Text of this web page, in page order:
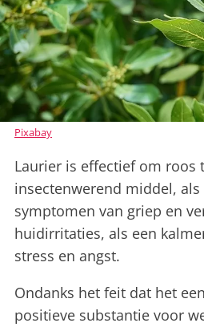
Pixabay
Laurier is effectief om roos
insectenwerend middel,
symptomen van griep en
huidirritaties, als een
stress en angst.
Ondanks het feit dat het
positieve substantie voor